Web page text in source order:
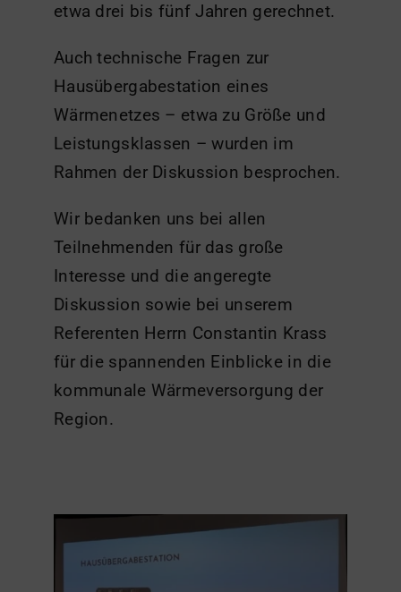
etwa drei bis fünf Jahren gerechnet.
Auch technische Fragen zur
Hausübergabestation eines
Wärmenetzes – etwa zu Größe und
Leistungsklassen – wurden im
Rahmen der Diskussion besprochen.
Wir bedanken uns bei allen
Teilnehmenden für das große
Interesse und die angeregte
Diskussion sowie bei unserem
Referenten Herrn Constantin Krass
für die spannenden Einblicke in die
kommunale Wärmeversorgung der
Region.